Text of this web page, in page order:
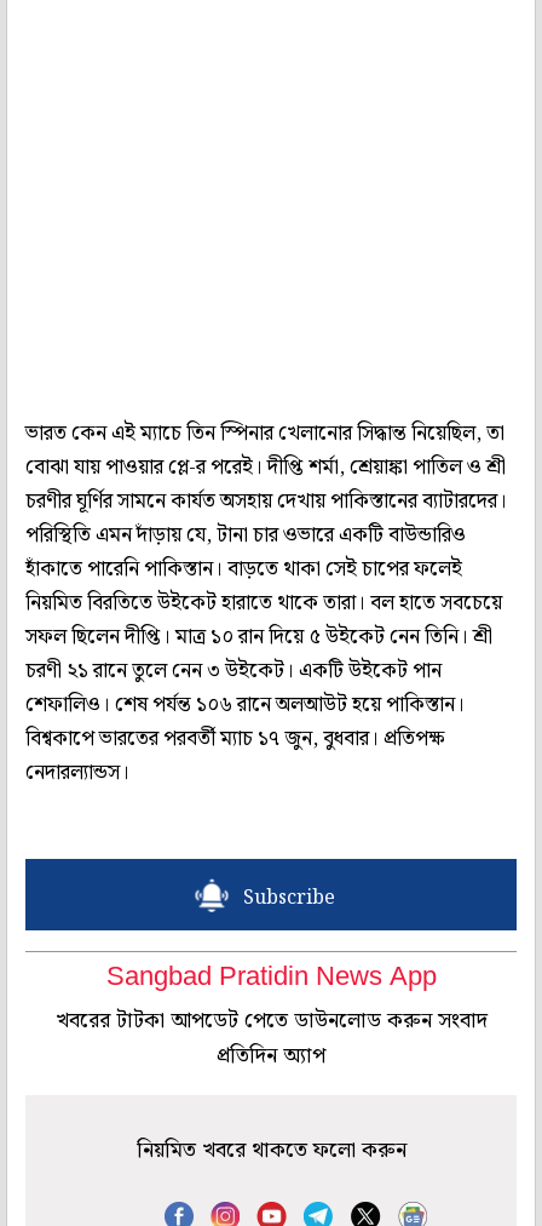
ভারত কেন এই ম্যাচে তিন স্পিনার খেলানোর সিদ্ধান্ত নিয়েছিল, তা
বোঝা যায় পাওয়ার প্লে-র পরেই। দীপ্তি শর্মা, শ্রেয়াঙ্কা পাতিল ও শ্রী
চরণীর ঘূর্ণির সামনে কার্যত অসহায় দেখায় পাকিস্তানের ব্যাটারদের।
পরিস্থিতি এমন দাঁড়ায় যে, টানা চার ওভারে একটি বাউন্ডারিও
হাঁকাতে পারেনি পাকিস্তান। বাড়তে থাকা সেই চাপের ফলেই
নিয়মিত বিরতিতে উইকেট হারাতে থাকে তারা। বল হাতে সবচেয়ে
সফল ছিলেন দীপ্তি। মাত্র ১০ রান দিয়ে ৫ উইকেট নেন তিনি। শ্রী
চরণী ২১ রানে তুলে নেন ৩ উইকেট। একটি উইকেট পান
শেফালিও। শেষ পর্যন্ত ১০৬ রানে অলআউট হয়ে পাকিস্তান।
বিশ্বকাপে ভারতের পরবর্তী ম্যাচ ১৭ জুন, বুধবার। প্রতিপক্ষ
নেদারল্যান্ডস।
Subscribe
Sangbad Pratidin News App
খবরের টাটকা আপডেট পেতে ডাউনলোড করুন সংবাদ
প্রতিদিন অ্যাপ
নিয়মিত খবরে থাকতে ফলো করুন